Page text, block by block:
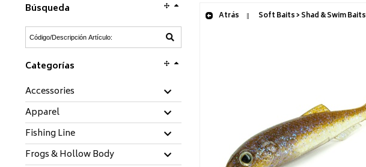
Búsqueda
Categorías
Accessories
Apparel
Fishing Line
Frogs & Hollow Body
Atrás Soft Baits > Shad & Swim Baits